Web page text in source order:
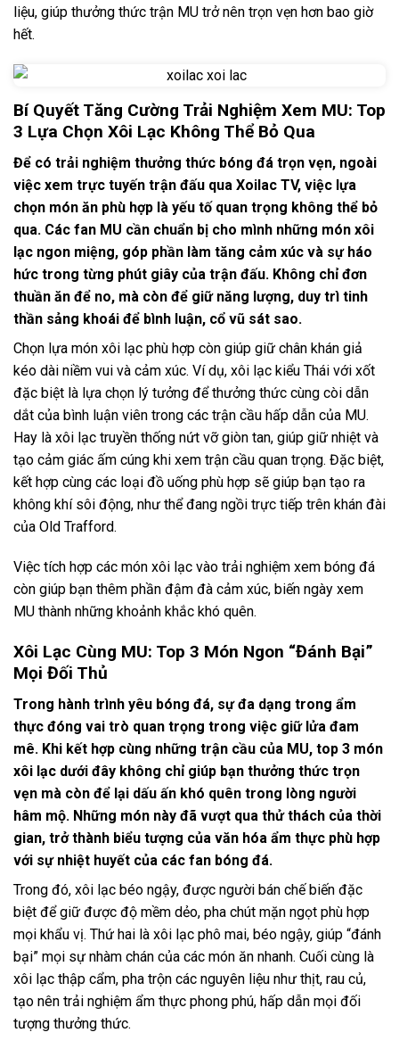
liệu, giúp thưởng thức trận MU trở nên trọn vẹn hơn bao giờ
hết.
Bí Quyết Tăng Cường Trải Nghiệm Xem MU: Top
3 Lựa Chọn Xôi Lạc Không Thể Bỏ Qua
Để có trải nghiệm thưởng thức bóng đá trọn vẹn, ngoài
việc xem trực tuyến trận đấu qua Xoilac TV, việc lựa
chọn món ăn phù hợp là yếu tố quan trọng không thể bỏ
qua. Các fan MU cần chuẩn bị cho mình những món xôi
lạc ngon miệng, góp phần làm tăng cảm xúc và sự háo
hức trong từng phút giây của trận đấu. Không chỉ đơn
thuần ăn để no, mà còn để giữ năng lượng, duy trì tinh
thần sảng khoái để bình luận, cổ vũ sát sao.
Chọn lựa món xôi lạc phù hợp còn giúp giữ chân khán giả
kéo dài niềm vui và cảm xúc. Ví dụ, xôi lạc kiểu Thái với xốt
đặc biệt là lựa chọn lý tưởng để thưởng thức cùng còi dẫn
dắt của bình luận viên trong các trận cầu hấp dẫn của MU.
Hay là xôi lạc truyền thống nứt vỡ giòn tan, giúp giữ nhiệt và
tạo cảm giác ấm cúng khi xem trận cầu quan trọng. Đặc biệt,
kết hợp cùng các loại đồ uống phù hợp sẽ giúp bạn tạo ra
không khí sôi động, như thể đang ngồi trực tiếp trên khán đài
của Old Trafford.
Việc tích hợp các món xôi lạc vào trải nghiệm xem bóng đá
còn giúp bạn thêm phần đậm đà cảm xúc, biến ngày xem
MU thành những khoảnh khắc khó quên.
Xôi Lạc Cùng MU: Top 3 Món Ngon “Đánh Bại”
Mọi Đối Thủ
Trong hành trình yêu bóng đá, sự đa dạng trong ẩm
thực đóng vai trò quan trọng trong việc giữ lửa đam
mê. Khi kết hợp cùng những trận cầu của MU, top 3 món
xôi lạc dưới đây không chỉ giúp bạn thưởng thức trọn
vẹn mà còn để lại dấu ấn khó quên trong lòng người
hâm mộ. Những món này đã vượt qua thử thách của thời
gian, trở thành biểu tượng của văn hóa ẩm thực phù hợp
với sự nhiệt huyết của các fan bóng đá.
Trong đó, xôi lạc béo ngậy, được người bán chế biến đặc
biệt để giữ được độ mềm dẻo, pha chút mặn ngọt phù hợp
mọi khẩu vị. Thứ hai là xôi lạc phô mai, béo ngậy, giúp “đánh
bại” mọi sự nhàm chán của các món ăn nhanh. Cuối cùng là
xôi lạc thập cẩm, pha trộn các nguyên liệu như thịt, rau củ,
tạo nên trải nghiệm ẩm thực phong phú, hấp dẫn mọi đối
tượng thưởng thức.